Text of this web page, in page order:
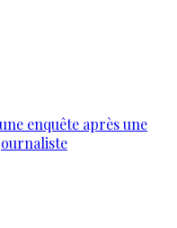
enquête après une